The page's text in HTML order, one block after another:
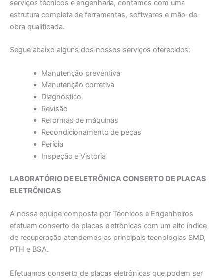
serviços técnicos e engenharia, contamos com uma
estrutura completa de ferramentas, softwares e mão-de-
obra qualificada.
Segue abaixo alguns dos nossos serviços oferecidos:
Manutenção preventiva
Manutenção corretiva
Diagnóstico
Revisão
Reformas de máquinas
Recondicionamento de peças
Perícia
Inspeção e Vistoria
LABORATÓRIO DE ELETRÔNICA CONSERTO DE PLACAS
ELETRÔNICAS
A nossa equipe composta por Técnicos e Engenheiros
efetuam conserto de placas eletrônicas com um alto índice
de recuperação atendemos as principais tecnologias SMD,
PTH e BGA.
Efetuamos conserto de placas eletrônicas que podem ser